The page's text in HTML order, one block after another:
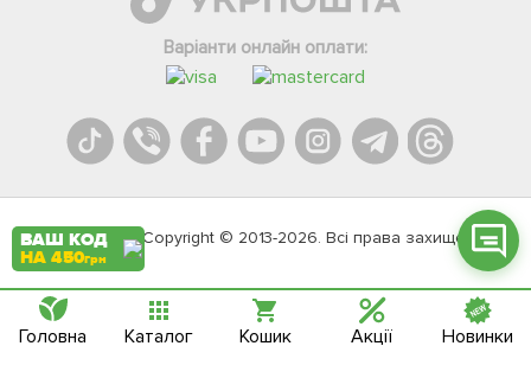
Варіанти онлайн оплати:
Agromarket.Copyright © 2013-2026. Всі права захищені
Телеграм
Вайбер
Онлайн чат
ВАШ КОД
НА 450грн
Головна Каталог Кошик Акції Новинки